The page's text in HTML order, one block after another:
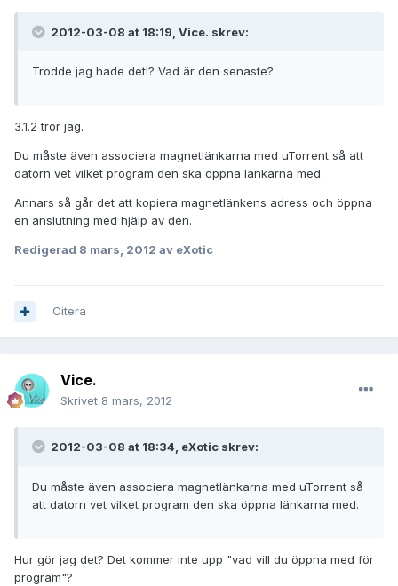
2012-03-08 at 18:19, Vice. skrev:
Trodde jag hade det!? Vad är den senaste?
3.1.2 tror jag.
Du måste även associera magnetlänkarna med uTorrent så att
datorn vet vilket program den ska öppna länkarna med.
Annars så går det att kopiera magnetlänkens adress och öppna
en anslutning med hjälp av den.
Redigerad 8 mars, 2012 av eXotic
Citera
Vice.
Skrivet 8 mars, 2012
2012-03-08 at 18:34, eXotic skrev:
Du måste även associera magnetlänkarna med uTorrent så
att datorn vet vilket program den ska öppna länkarna med.
Hur gör jag det? Det kommer inte upp "vad vill du öppna med för
program"?